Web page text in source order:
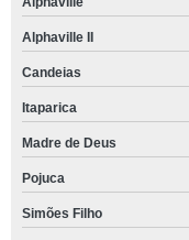
Alphaville II
Candeias
Itaparica
Madre de Deus
Pojuca
Simões Filho